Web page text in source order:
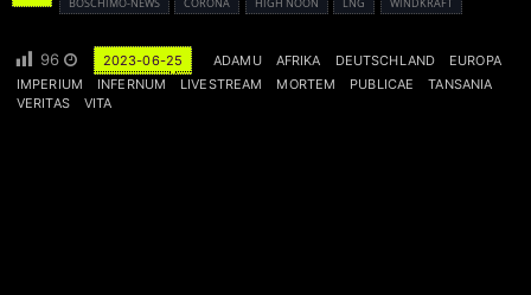
BOSCHIMO-NEWS
CORONA HIGH NOON LNG WINDKRAFT
96 2023-06-25 ADAMU AFRIKA DEUTSCHLAND
EUROPA
IMPERIUM
INFERNUM LIVESTREAM MORTEM PUBLICAE
TANSANIA
VERITAS
VITA